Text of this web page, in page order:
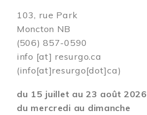
103, rue Park
Moncton NB
(506) 857-0590
info [at] resurgo.ca
(info[at]resurgo[dot]ca)
du 15 juillet au 23 août 2026
du mercredi au dimanche